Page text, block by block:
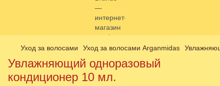
Уход за волосами Уход за волосами Arganmidas
Увлажняющий одноразовый
кондиционер 10 мл.